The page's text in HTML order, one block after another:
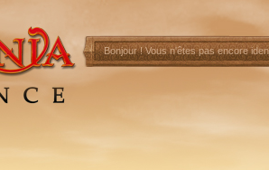
Bonjour !Vous n'êtes pas encore